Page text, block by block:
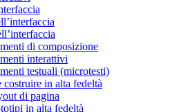
di composizione
interattivi
testuali (microtesti)
costruire in alta fedeltà
di pagina
in alta fedeltà